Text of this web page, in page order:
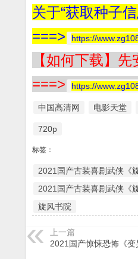
关于“获取种子
===>
https://
【如何下载】
===>
https://
中国高清网 电影天堂
720p
标签：
2021国产古装喜剧武侠《
2021国产古装喜剧武侠《
旋风书院
上一篇
2021国产惊悚恐怖《